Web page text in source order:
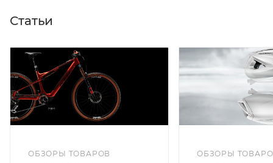
Статьи
ОБЗОРЫ ТОВАРОВ
ОБЗОРЫ